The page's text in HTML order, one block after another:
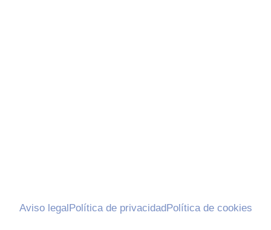
Aviso legalPolítica de privacidadPolítica de cookies